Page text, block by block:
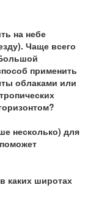
на небе
Чаще всего
применить
облаками или
несколько) для
каких широтах